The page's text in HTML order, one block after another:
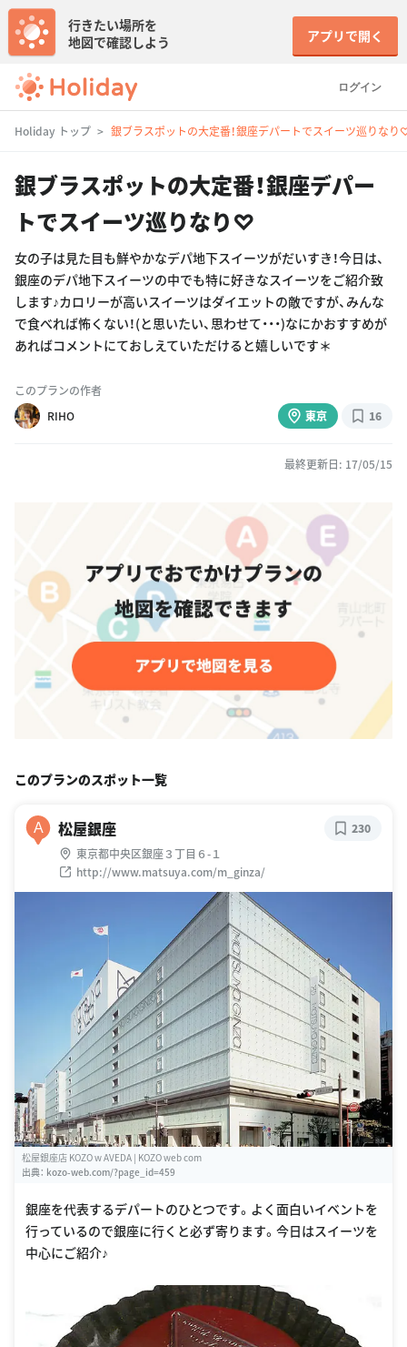
ログイン
行きたい場所を
地図で確認しよう
アプリで開く
Holiday トップ 銀ブラスポットの大定番！銀座デパートでスイーツ巡りなり
銀ブラスポットの大定番！銀座デパー
トでスイーツ巡りなり♡
女の子は見た目も鮮やかなデパ地下スイーツがだいすき！今日は、
銀座のデパ地下スイーツの中でも特に好きなスイーツをご紹介致
します♪カロリーが高いスイーツはダイエットの敵ですが、みんな
で食べれば怖くない！(と思いたい、思わせて・・・)なにかおすすめが
あればコメントにておしえていただけると嬉しいです＊
このプランの作者
RIHO
東京 16
最終更新日: 17/05/15
このプランのスポット一覧
A 松屋銀座
東京都中央区銀座３丁目６-１
http://www.matsuya.com/m_ginza/
230
松屋銀座店 KOZO w AVEDA | KOZO web com
出典： kozo-web.com/?page_id=459
銀座を代表するデパートのひとつです。よく面白いイベントを
行っているので銀座に行くと必ず寄ります。今日はスイーツを
中心にご紹介♪